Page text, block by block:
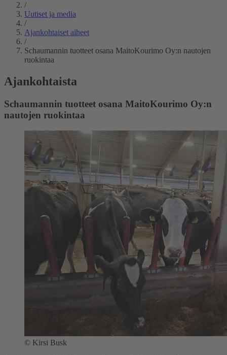
/
Uutiset ja media
/
Ajankohtaiset aiheet
/
Schaumannin tuotteet osana MaitoKourimo Oy:n nautojen
ruokintaa
Ajankohtaista
Schaumannin tuotteet osana MaitoKourimo Oy:n
nautojen ruokintaa
© Kirsi Busk